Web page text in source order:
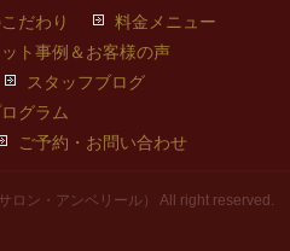
だわり
料金メニュー
ット事例＆お客様の声
スタッフブログ
グラム
ご予約・お問い合わせ
ロン・アンベリール） All right reserved.